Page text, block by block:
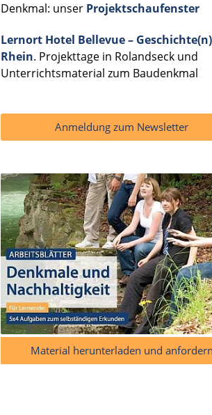
Denkmal: unser Projektschaufenster
Lernort Hotel Bellevue –
Rhein. Projekttage in Rolandseck und
Unterrichtsmaterial zum Baudenkmal
Anmeldung zum Newsletter
Material herunterladen und anfordern